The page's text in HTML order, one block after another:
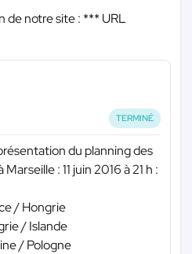
de notre site : *** URL
TERMINÉ
du planning des
: 11 juin 2016 à 21 h :
/ Hongrie
/ Islande
/ Pologne